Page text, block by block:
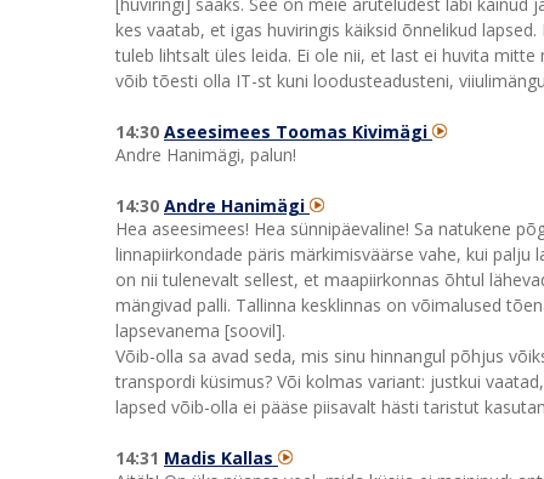
kes vaatab, et igas huviringis käiksid õnnelikud
tuleb lihtsalt üles leida. Ei ole nii, et last ei huvita
võib tõesti olla IT-st kuni loodusteadusteni,
14:30 Aseesimees Toomas Kivimägi
Andre Hanimägi, palun!
14:30 Andre Hanimägi
Hea aseesimees! Hea sünnipäevaline! Sa natukene
linnapiirkondade päris märkimisväärse vahe, kui
on nii tulenevalt sellest, et maapiirkonnas õhtul
mängivad palli. Tallinna kesklinnas on võimalused
lapsevanema [soovil].
Võib-olla sa avad seda, mis sinu hinnangul põhjus
transpordi küsimus? Või kolmas variant: justkui
lapsed võib-olla ei pääse piisavalt hästi taristut
14:31 Madis Kallas